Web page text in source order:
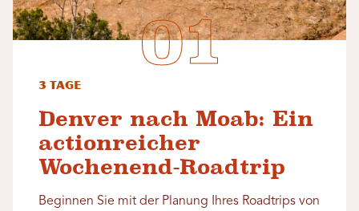
3 Tage
Denver nach Moab: Ein
actionreicher
Wochenend-Roadtrip
Beginnen Sie mit der Planung Ihres Roadtrips von